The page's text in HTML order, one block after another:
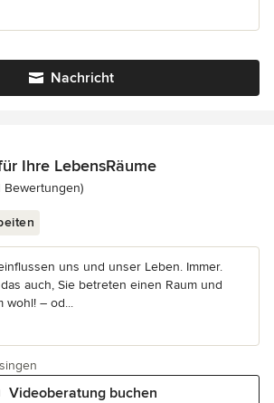
Nachricht
Ihre LebensRäume
5 von 5 Sternen
Bewertungen)
uns und unser Leben. Immer.
auch, Sie betreten einen Raum und
wohl! – od...
Videoberatung buchen